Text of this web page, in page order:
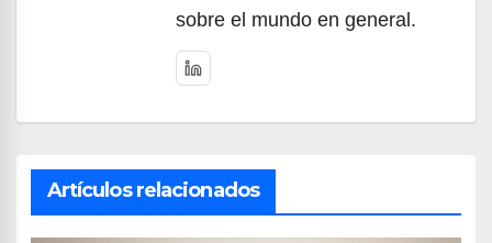
sobre el mundo en general.
Artículos relacionados